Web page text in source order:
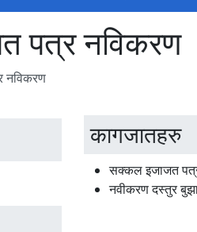
पत्र नविकरण
नविकरण
कागजातहरु
सक्कल इजाजत
नवीकरण दस्तुर